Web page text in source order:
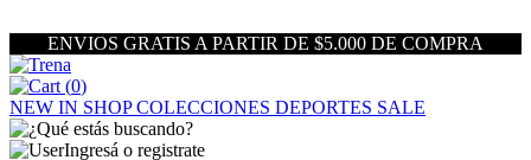
ENVIOS GRATIS A PARTIR DE $5.000 DE COMPRA
(0)
NEW IN SHOPCOLECCIONES DEPORTES SALE
Ingresá o registrate